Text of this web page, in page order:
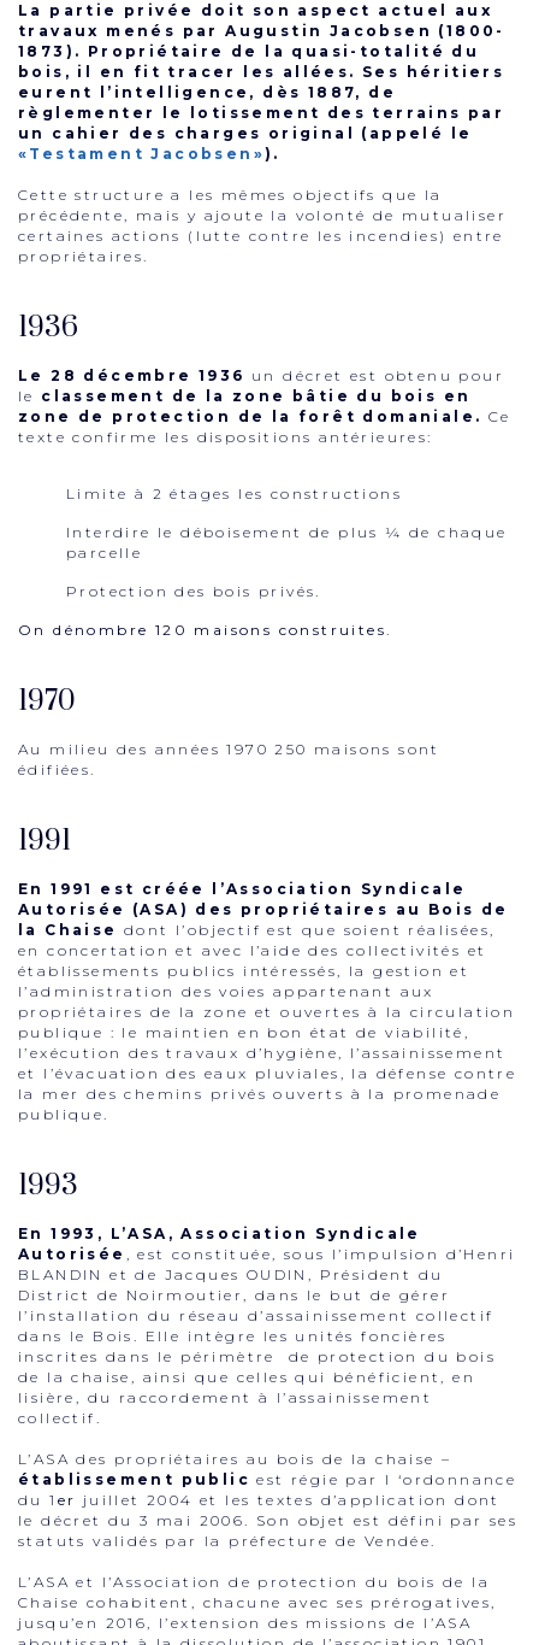
La partie privée doit son aspect actuel aux
travaux menés par Augustin Jacobsen (1800-
1873). Propriétaire de la quasi-totalité du
bois, il en fit tracer les allées. Ses héritiers
eurent l’intelligence, dès 1887, de
règlementer le lotissement des terrains par
un cahier des charges original (appelé le
«Testament Jacobsen»).
Cette structure a les mêmes objectifs que la
précédente, mais y ajoute la volonté de mutualiser
certaines actions (lutte contre les incendies) entre
propriétaires.
1936
Le 28 décembre 1936 un décret est obtenu pour
le classement de la zone bâtie du bois en
zone de protection de la forêt domaniale. Ce
texte confirme les dispositions antérieures:
Limite à 2 étages les constructions
Interdire le déboisement de plus ¼ de chaque
parcelle
Protection des bois privés.
On dénombre 120 maisons construites.
1970
Au milieu des années 1970 250 maisons sont
édifiées.
1991
En 1991 est créée l’Association Syndicale
Autorisée (ASA) des propriétaires au Bois de
la Chaisedont l’objectif est que soient réalisées,
en concertation et avec l’aide des collectivités et
établissements publics intéressés, la gestion et
l’administration des voies appartenant aux
propriétaires de la zone et ouvertes à la circulation
publique : le maintien en bon état de viabilité,
l’exécution des travaux d’hygiène, l’assainissement
et l’évacuation des eaux pluviales, la défense contre
la mer des chemins privés ouverts à la promenade
publique.
1993
En 1993, L’ASA, Association Syndicale
Autorisée , est constituée, sous l’impulsion d’Henri
BLANDIN et de Jacques OUDIN, Président du
District de Noirmoutier, dans le but de gérer
l’installation du réseau d’assainissement collectif
dans le Bois. Elle intègre les unités foncières
inscrites dans le périmètre de protection du bois
de la chaise, ainsi que celles qui bénéficient, en
lisière, du raccordement à l’assainissement
collectif.
L’ASA des propriétaires au bois de la chaise –
établissement public est régie par l ‘ordonnance
du 1 er juillet 2004 et les textes d’application dont
le décret du 3 mai 2006. Son objet est défini par ses
statuts validés par la préfecture de Vendée.
L’ASA et l’Association de protection du bois de la
Chaise cohabitent, chacune avec ses prérogatives,
jusqu’en 2016, l’extension des missions de l’ASA